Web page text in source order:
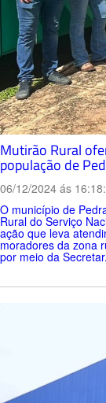
Mutirão Rural
população de
06/12/2024 ás
O município de
Rural do Serviço
ação que leva
moradores da zona
por meio da